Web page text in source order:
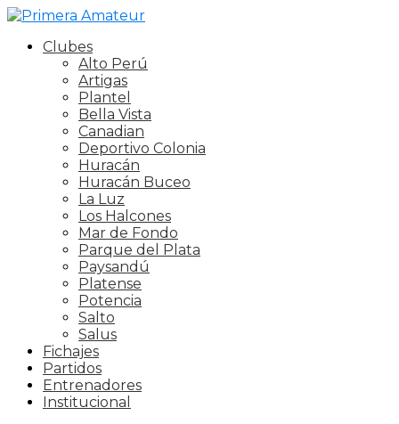
Clubes
Alto Perú
Artigas
Plantel
Bella Vista
Canadian
Deportivo Colonia
Huracán
Huracán Buceo
La Luz
Los Halcones
Mar de Fondo
Parque del Plata
Paysandú
Platense
Potencia
Salto
Salus
Fichajes
Partidos
Entrenadores
Institucional